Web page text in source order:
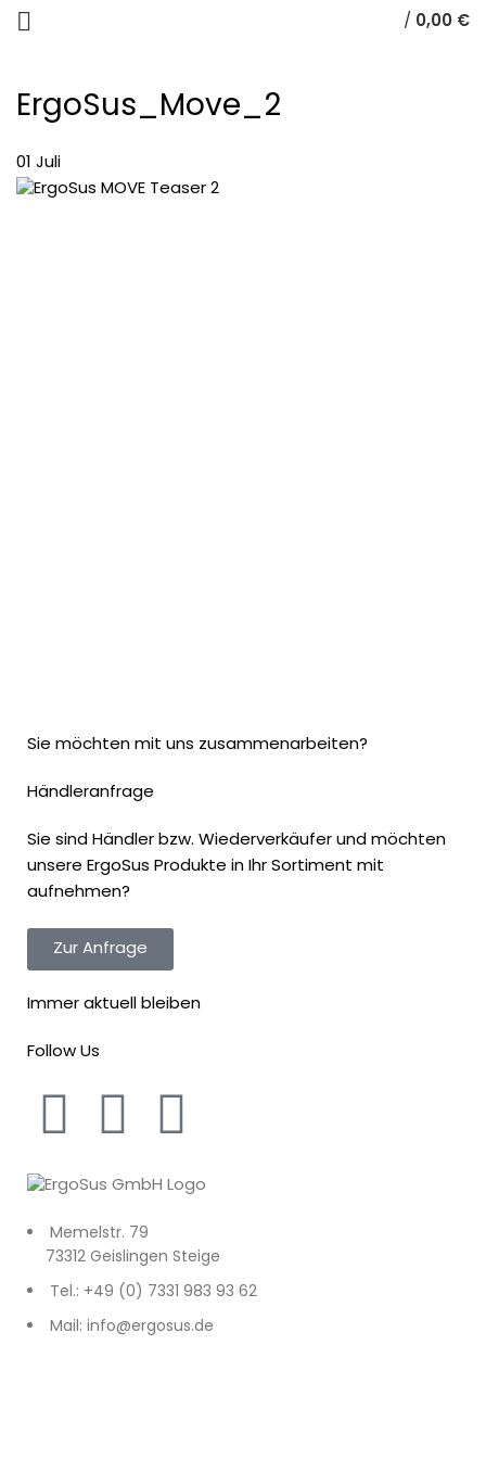
/ 0,00 €
ErgoSus_Move_2
01 Juli
Sie möchten mit uns zusammenarbeiten?
Händleranfrage
Sie sind Händler bzw. Wiederverkäufer und möchten
unsere ErgoSus Produkte in Ihr Sortiment mit
aufnehmen?
Zur Anfrage
Immer aktuell bleiben
Follow Us
Memelstr. 79
73312 Geislingen Steige
Tel.: +49 (0) 7331 983 93 62
Mail: info@ergosus.de